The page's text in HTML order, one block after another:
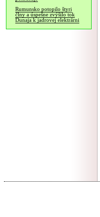
Rumunsko potopilo štyri
člny a úspešne zvýšilo tok
Dunaja k jadrovej elektrárni